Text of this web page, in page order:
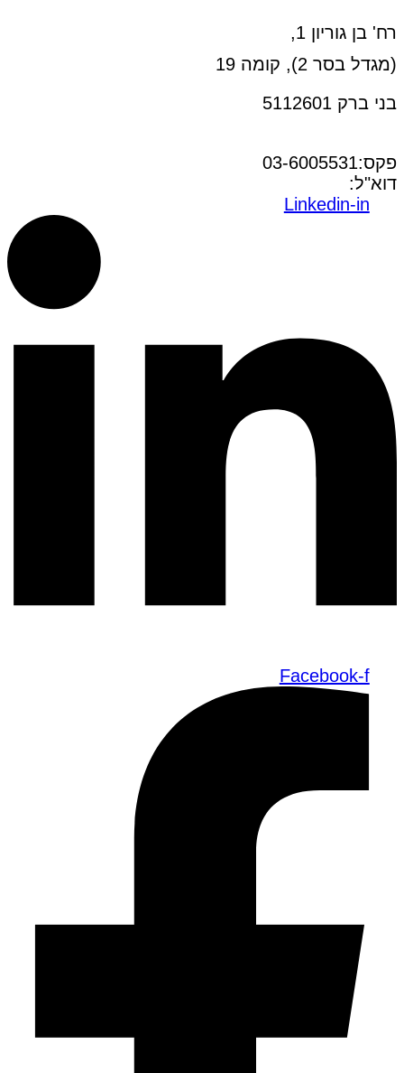
רח' בן גוריון 1,
(מגדל בסר 2), קומה 19
בני ברק 5112601
פקס:03-6005531
דוא"ל:
Linkedin-in
Facebook-f